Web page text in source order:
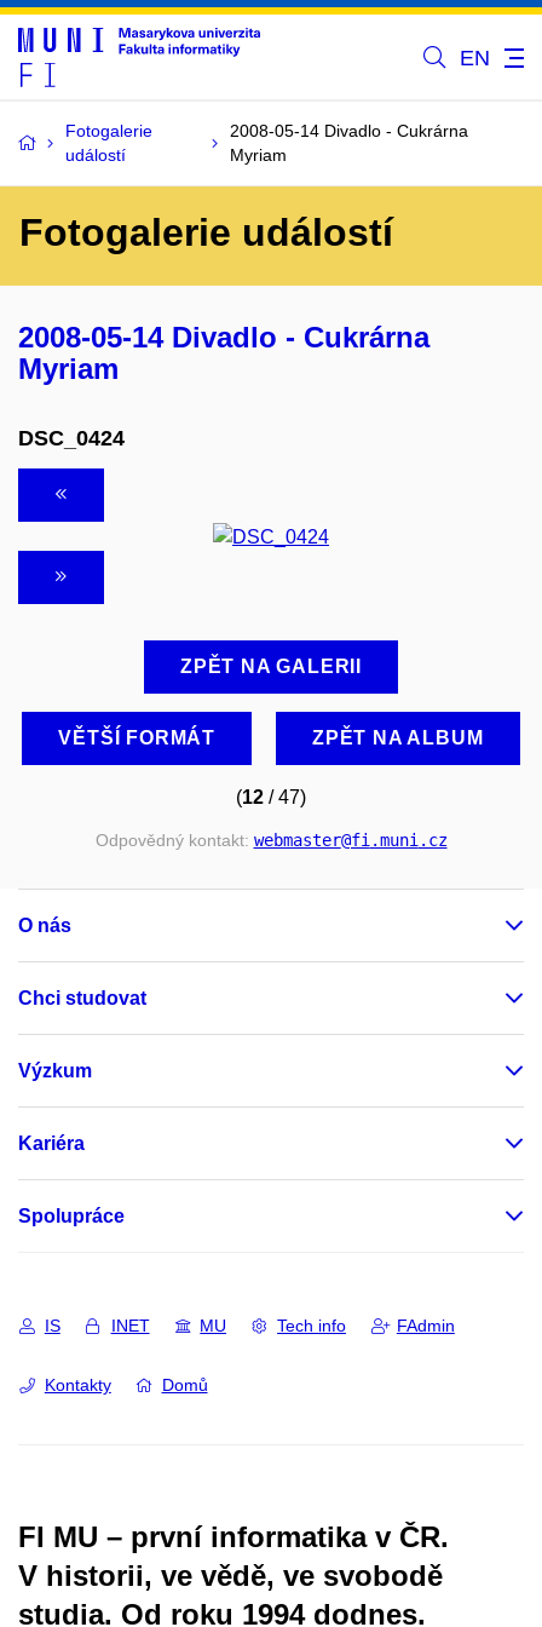
EN
Fotogalerie
událostí
2008-05-14 Divadlo - Cukrárna
Myriam
Fotogalerie událostí
2008-05-14 Divadlo - Cukrárna
Myriam
DSC_0424
ZPĚT NA GALERII
VĚTŠÍ FORMÁT ZPĚT NA ALBUM
(12 / 47)
Odpovědný kontakt: webmaster@fi.muni.cz
O nás
Chci studovat
Výzkum
Kariéra
Spolupráce
IS INET MU Tech info FAdmin
Kontakty Domů
FI MU – první informatika v ČR.
V historii, ve vědě, ve svobodě
studia. Od roku 1994 dodnes.